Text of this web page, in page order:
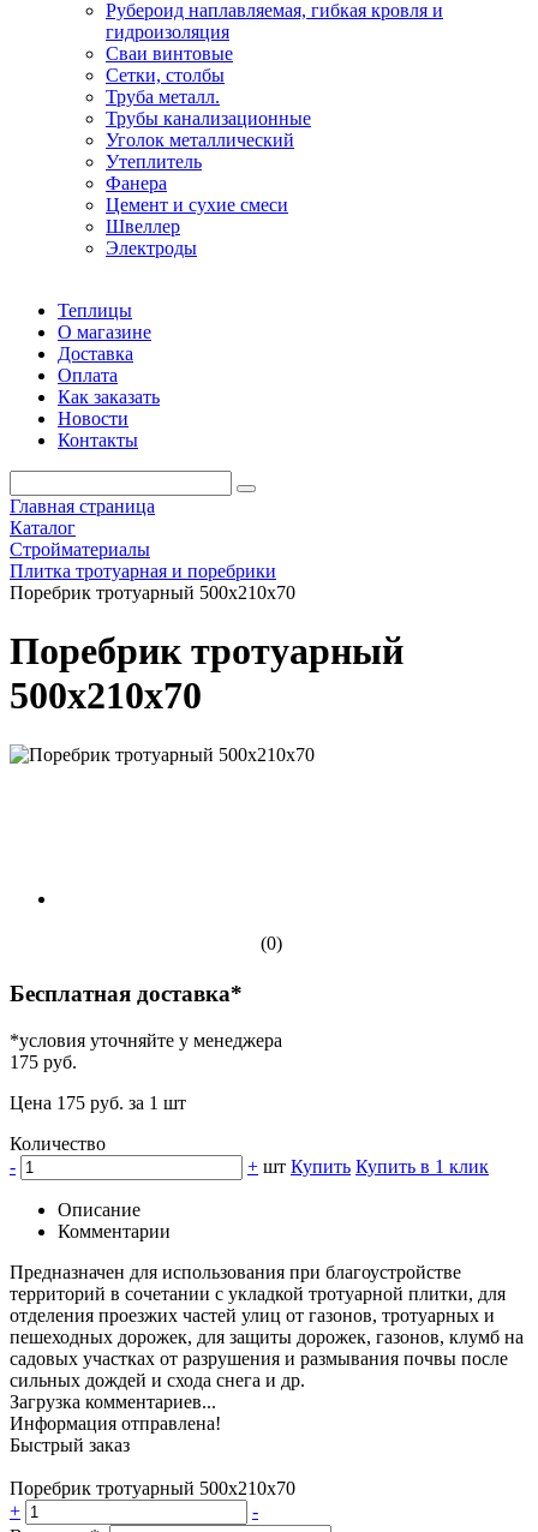
Рубероид наплавляемая, гибкая кровля и
гидроизоляция
Сваи винтовые
Сетки, столбы
Труба металл.
Трубы канализационные
Уголок металлический
Утеплитель
Фанера
Цемент и сухие смеси
Швеллер
Электроды
Теплицы
О магазине
Доставка
Оплата
Как заказать
Новости
Контакты
Главная страница
Каталог
Стройматериалы
Плитка тротуарная и поребрики
Поребрик тротуарный 500х210х70
Поребрик тротуарный
500х210х70
(0)
Бесплатная доставка*
*условия уточняйте у менеджера
175 руб.
Цена 175 руб. за 1 шт
Количество
-
+ шт Купить Купить в 1 клик
Описание
Комментарии
Предназначен для использования при благоустройстве
территорий в сочетании с укладкой тротуарной плитки, для
отделения проезжих частей улиц от газонов, тротуарных и
пешеходных дорожек, для защиты дорожек, газонов, клумб на
садовых участках от разрушения и размывания почвы после
сильных дождей и схода снега и др.
Загрузка комментариев...
Информация отправлена!
Быстрый заказ
Поребрик тротуарный 500х210х70
+
-